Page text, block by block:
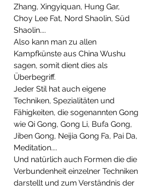
Zhang, Xingyiquan, Hung Gar,
Choy Lee Fat, Nord Shaolin, Süd
Shaolin....
Also kann man zu allen
Kampfkünste aus China Wushu
sagen, somit dient dies als
Überbegriff.
Jeder Stil hat auch eigene
Techniken, Spezialitäten und
Fähigkeiten, die sogenannten Gong
wie Qi Gong, Gong Li, Bufa Gong,
Jiben Gong, Neijia Gong Fa, Pai Da,
Meditation....
Und natürlich auch Formen die die
Verbundenheit einzelner Techniken
darstellt und zum Verständnis der